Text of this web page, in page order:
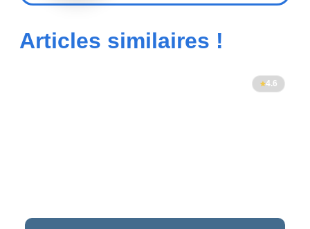
Articles similaires !
4.6